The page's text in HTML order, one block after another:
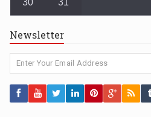
30 31
Newsletter